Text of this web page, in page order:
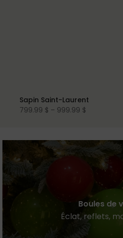
Sapin Saint-Laurent
799.99 $ – 999.99 $
Boules de
Éclat, reflets,